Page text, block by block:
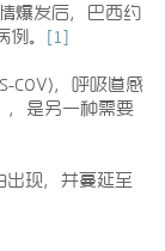
爆发后，巴西约
例。
[1]
COV)，呼吸道感
是另一种需要
出现，并蔓延至